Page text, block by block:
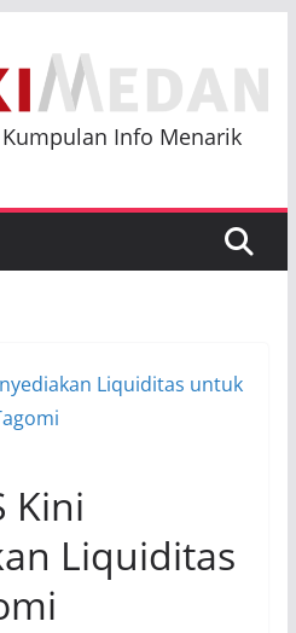
Info Menarik
Kini
Liquiditas